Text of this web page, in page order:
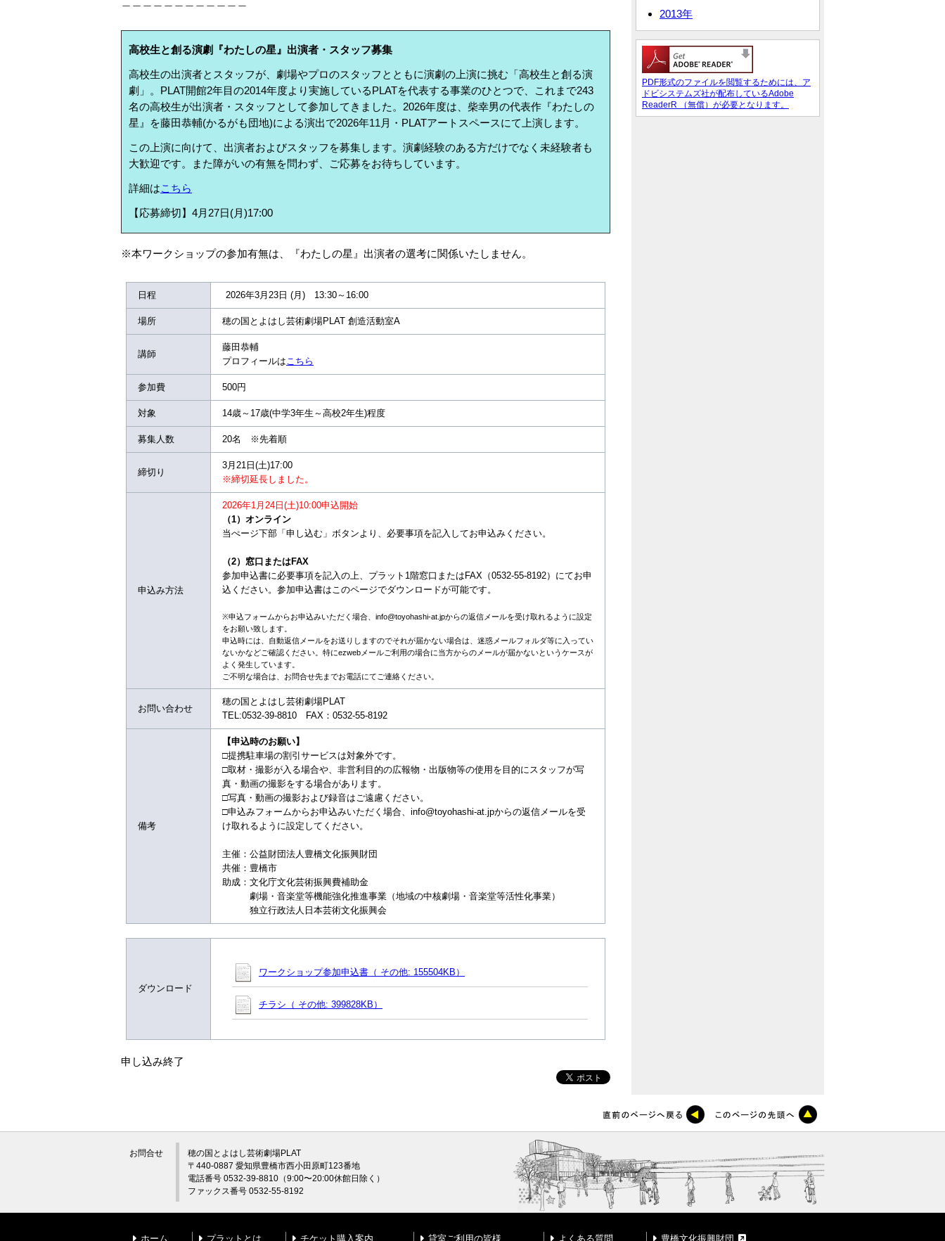
高校生と創る演劇『わたしの星』出演者・スタッフ募集
高校生の出演者とスタッフが、劇場やプロのスタッフとともに演劇の上演に挑む「高校生と創る演
劇」。PLAT開館2年目の2014年度より実施しているPLATを代表する事業のひとつで、これまで243
名の高校生が出演者・スタッフとして参加してきました。2026年度は、柴幸男の代表作『わたしの
星』を藤田恭輔(かるがも団地)による演出で2026年11月・PLATアートスペースにて上演します。
この上演に向けて、出演者およびスタッフを募集します。演劇経験のある方だけでなく未経験者も
大歓迎です。また障がいの有無を問わず、ご応募をお待ちしています。
詳細はこちら
【応募締切】4月27日(月)17:00
※本ワークショップの参加有無は、『わたしの星』出演者の選考に関係いたしません。
日程 2026年3月23日 (月) 13:30～16:00
場所 穂の国とよはし芸術劇場PLAT 創造活動室A
講師
藤田恭輔
プロフィールは こちら
参加費 500円
対象 14歳～17歳(中学3年生～高校2年生)程度
募集人数 20名 ※先着順
締切り
3月21日(土)17:00
※締切延長しました。
申込み方法
2026年1月24日(土)10:00申込開始
（1）オンライン
当ぺージ下部「申し込む」ボタンより、必要事項を記入してお申込みください。
（2）窓口またはFAX
参加申込書に必要事項を記入の上、プラット1階窓口またはFAX（0532-55-8192）にてお申
込ください。参加申込書はこのページでダウンロードが可能です。
※申込フォームからお申込みいただく場合、info@toyohashi-at.jpからの返信メールを受け取れるように設定
をお願い致します。
申込時には、自動返信メールをお送りしますのでそれが届かない場合は、迷惑メールフォルダ等に入ってい
ないかなどご確認ください。特にezwebメールご利用の場合に当方からのメールが届かないというケースが
よく発生しています。
ご不明な場合は、お問合せ先までお電話にてご連絡ください。
お問い合わせ
穂の国とよはし芸術劇場PLAT
TEL:0532-39-8810 FAX：0532-55-8192
備考
【申込時のお願い】
□提携駐車場の割引サービスは対象外です。
□取材・撮影が入る場合や、非営利目的の広報物・出版物等の使用を目的にスタッフが写
真・動画の撮影をする場合があります。
□写真・動画の撮影および録音はご遠慮ください。
□申込みフォームからお申込みいただく場合、info@toyohashi-at.jpからの返信メールを受
け取れるように設定してください。
主催：公益財団法人豊橋文化振興財団
共催：豊橋市
助成：文化庁文化芸術振興費補助金
劇場・音楽堂等機能強化推進事業（地域の中核劇場・音楽堂等活性化事業）
独立行政法人日本芸術文化振興会
ダウンロード
ワークショップ参加申込書（ その他: 155504KB）
チラシ（ その他: 399828KB）
申し込み終了
2013年
PDF形式のファイルを閲覧するためには、ア
ドビシステムズ社が配布しているAdobe
ReaderR （無償）が必要となります。
お問合せ
穂の国とよはし芸術劇場PLAT
〒440-0887 愛知県豊橋市西小田原町123番地
電話番号 0532-39-8810（9:00〜20:00休館日除く）
ファックス番号 0532-55-8192
ホーム プラットとは チケット購入案内 貸室ご利用の皆様 よくある質問 豊橋文化振興財団